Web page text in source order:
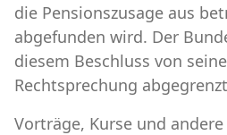
die Pensionszusage aus
abgefunden wird. Der
diesem Beschluss von
Rechtsprechung
Vorträge, Kurse und